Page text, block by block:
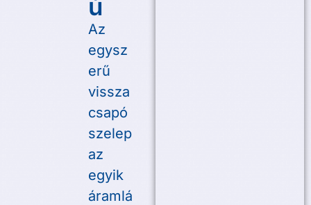
ú
Az
egysz
erű
vissza
csapó
szelep
az
egyik
áramlá